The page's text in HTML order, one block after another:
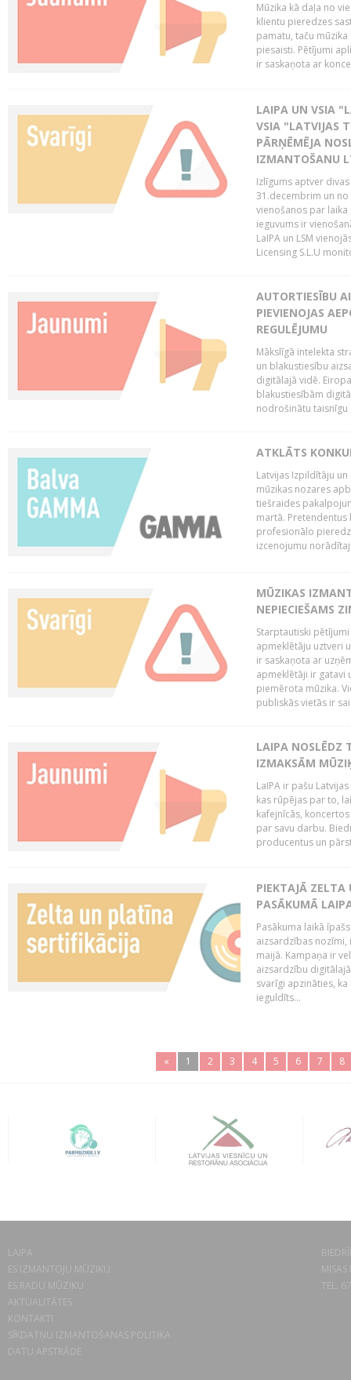
Mūzika kā daļa no
klientu pieredzes
pamatu, taču
piesaisti. Pētījumi
ir saskaņota ar
LAIPA UN VSIA
VSIA "LATVIJAS
PĀRŅĒMĒJA
IZMANTOŠANU
Izlīgums aptver
31.decembrim un no
vienošanos par
ieguvums ir
LaIPA un LSM
Licensing S.L.U
AUTORTIESĪBU
PIEVIENOJAS
REGULĒJUMU
Mākslīgā intelekta
un blakustiesību
digitālajā vidē.
blakustiesībām
nodrošinātu taisnīgu
ATKLĀTS
Latvijas Izpildītāju
mūzikas nozares
tiešraides
martā. Pretendentus
profesionālo
izcenojumu
MŪZIKAS
NEPIECIEŠAMS
Starptautiski
apmeklētāju uztveri
ir saskaņota ar
apmeklētāji ir gatavi
piemērota mūzika.
publiskās vietās ir
LAIPA NOSLĒDZ
IZMAKSĀM
LaIPA ir pašu
kas rūpējas par to,
kafejnīcās,
par savu darbu.
producentus un
PIEKTAJĀ ZELTA
PASĀKUMĀ
Pasākuma laikā
aizsardzības nozīmi,
maijā. Kampaņa ir
aizsardzību
svarīgi apzināties,
ieguldīts...
« 1 2 3 4 5 6 7 8
LAIPA
ES IZMANTOJU MŪZIKU
ES RADU MŪZIKU
AKTUALITĀTES
KONTAKTI
SĪKDATŅU IZMANTOŠANAS POLITIKA
DATU APSTRĀDE
TEL.